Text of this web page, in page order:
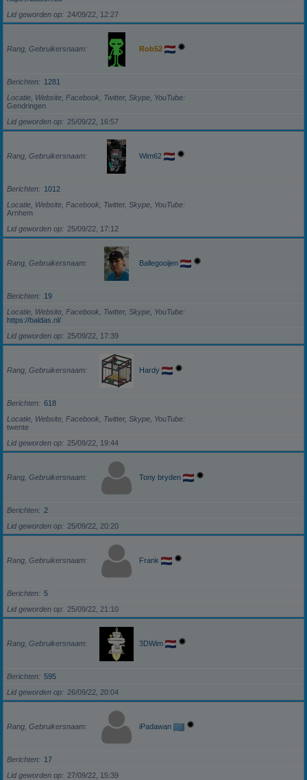
Lid geworden op
24/09/22, 12:27
Rang, Gebruikersnaam Rob52
Berichten
1281
Locatie, Website, Facebook, Twitter, Skype, YouTube
Gendringen
Lid geworden op
25/09/22, 16:57
Rang, Gebruikersnaam Wim62
Berichten
1012
Locatie, Website, Facebook, Twitter, Skype, YouTube
Arnhem
Lid geworden op
25/09/22, 17:12
Rang, Gebruikersnaam Ballegooijen
Berichten
19
Locatie, Website, Facebook, Twitter, Skype, YouTube
https://baldas.nl/
Lid geworden op
25/09/22, 17:39
Rang, Gebruikersnaam Hardy
Berichten
618
Locatie, Website, Facebook, Twitter, Skype, YouTube
twente
Lid geworden op
25/09/22, 19:44
Rang, Gebruikersnaam Tony bryden
Berichten
2
Lid geworden op
25/09/22, 20:20
Rang, Gebruikersnaam Frank
Berichten
5
Lid geworden op
25/09/22, 21:10
Rang, Gebruikersnaam 3DWim
Berichten
595
Lid geworden op
26/09/22, 20:04
Rang, Gebruikersnaam iPadawan
Berichten
17
Lid geworden op
27/09/22, 15:39